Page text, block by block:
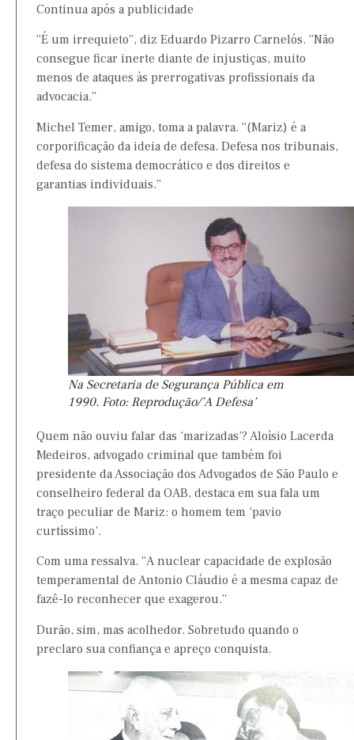
Continua após a publicidade
“É um irrequieto”, diz Eduardo Pizarro Carnelós. “Não
consegue ficar inerte diante de injustiças, muito
menos de ataques às prerrogativas profissionais da
advocacia.”
Michel Temer, amigo, toma a palavra. “(Mariz) é a
corporificação da ideia de defesa. Defesa nos tribunais,
defesa do sistema democrático e dos direitos e
garantias individuais.”
Na Secretaria de Segurança Pública em
1990. Foto: Reprodução/’A Defesa’
Quem não ouviu falar das ‘marizadas’? Aloísio Lacerda
Medeiros, advogado criminal que também foi
presidente da Associação dos Advogados de São Paulo e
conselheiro federal da OAB, destaca em sua fala um
traço peculiar de Mariz: o homem tem ‘pavio
curtíssimo’.
Com uma ressalva. “A nuclear capacidade de explosão
temperamental de Antonio Cláudio é a mesma capaz de
fazê-lo reconhecer que exagerou.”
Durão, sim, mas acolhedor. Sobretudo quando o
preclaro sua confiança e apreço conquista.